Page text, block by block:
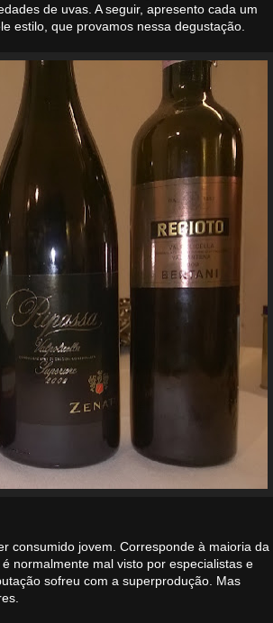
de uvas. A seguir, apresento cada um
estilo, que provamos nessa degustação.
consumido jovem. Corresponde à maioria da
normalmente mal visto por especialistas e
sofreu com a superprodução. Mas